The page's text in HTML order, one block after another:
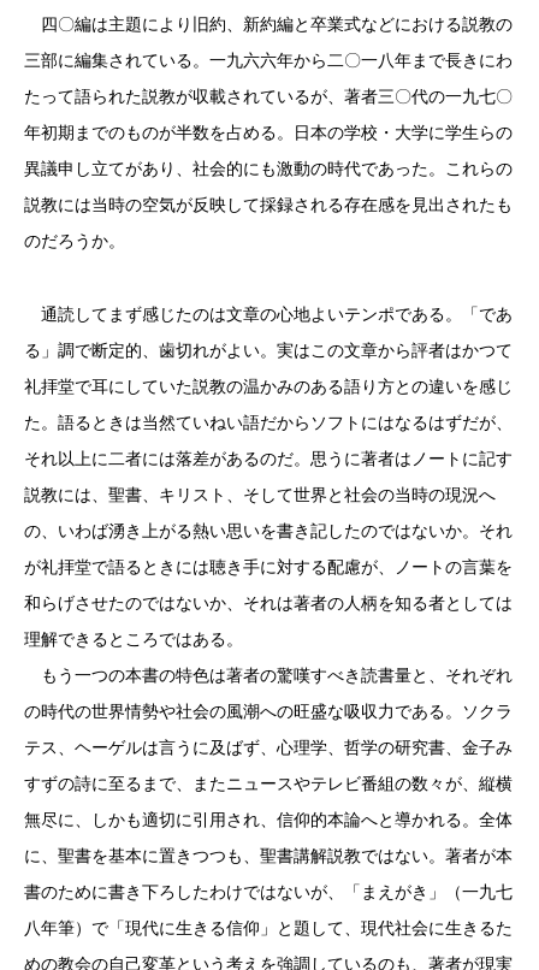
四〇編は主題により旧約、新約編と卒業式などにおける説教の
三部に編集されている。一九六六年から二〇一八年まで長きにわ
たって語られた説教が収載されているが、著者三〇代の一九七〇
年初期までのものが半数を占める。日本の学校・大学に学生らの
異議申し立てがあり、社会的にも激動の時代であった。これらの
説教には当時の空気が反映して採録される存在感を見出されたも
のだろうか。
通読してまず感じたのは文章の心地よいテンポである。「であ
る」調で断定的、歯切れがよい。実はこの文章から評者はかつて
礼拝堂で耳にしていた説教の温かみのある語り方との違いを感じ
た。語るときは当然ていねい語だからソフトにはなるはずだが、
それ以上に二者には落差があるのだ。思うに著者はノートに記す
説教には、聖書、キリスト、そして世界と社会の当時の現況へ
の、いわば湧き上がる熱い思いを書き記したのではないか。それ
が礼拝堂で語るときには聴き手に対する配慮が、ノートの言葉を
和らげさせたのではないか、それは著者の人柄を知る者としては
理解できるところではある。
もう一つの本書の特色は著者の驚嘆すべき読書量と、それぞれ
の時代の世界情勢や社会の風潮への旺盛な吸収力である。ソクラ
テス、ヘーゲルは言うに及ばず、心理学、哲学の研究書、金子み
すずの詩に至るまで、またニュースやテレビ番組の数々が、縦横
無尽に、しかも適切に引用され、信仰的本論へと導かれる。全体
に、聖書を基本に置きつつも、聖書講解説教ではない。著者が本
書のために書き下ろしたわけではないが、「まえがき」（一九七
八年筆）で「現代に生きる信仰」と題して、現代社会に生きるた
めの教会の自己変革という考えを強調しているのも、著者が現実